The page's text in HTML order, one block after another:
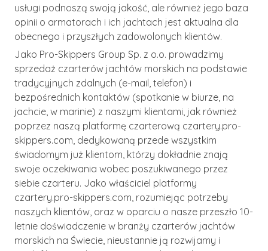
usługi podnoszą swoją jakość, ale również jego baza
opinii o armatorach i ich jachtach jest aktualna dla
obecnego i przyszłych zadowolonych klientów.
Jako Pro-Skippers Group Sp. z o.o. prowadzimy
sprzedaż czarterów jachtów morskich na podstawie
tradycyjnych zdalnych (e-mail, telefon) i
bezpośrednich kontaktów (spotkanie w biurze, na
jachcie, w marinie) z naszymi klientami, jak również
poprzez naszą platformę czarterową czartery.pro-
skippers.com, dedykowaną przede wszystkim
świadomym już klientom, którzy dokładnie znają
swoje oczekiwania wobec poszukiwanego przez
siebie czarteru. Jako właściciel platformy
czartery.pro-skippers.com, rozumiejąc potrzeby
naszych klientów, oraz w oparciu o nasze przeszło 10-
letnie doświadczenie w branży czarterów jachtów
morskich na Świecie, nieustannie ją rozwijamy i